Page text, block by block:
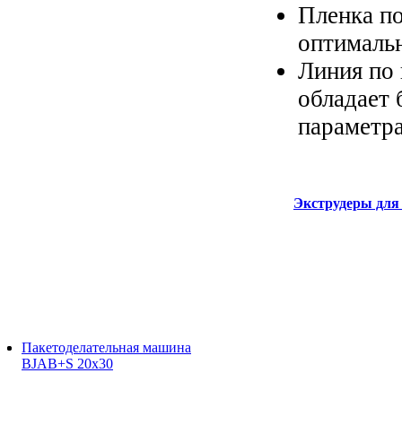
Пакетоделательная машина
BJAB+S 20x30
Пленка
Линия по
Экструдеры для